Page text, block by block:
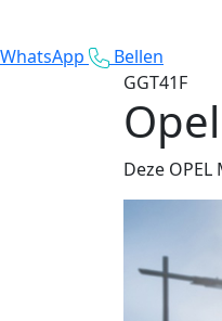
WhatsApp
Bellen
GGT41F
Deze